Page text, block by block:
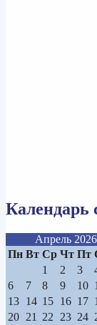
Календарь
Апрель 2026
Пн Вт Ср Чт Пт
1
2 3
6
7 8 9 10
13 14 15 16 17
20 21 22 23 24